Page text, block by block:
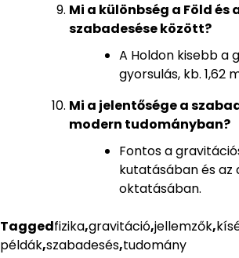
Mi a különbség a Föld és
szabadesése között?
A Holdon kisebb a
gyorsulás, kb. 1,62
Mi a jelentősége a
modern tudományban?
Fontos a
kutatásában és az
oktatásában.
Taggedfizika,gravitáció,jellemzők,
példák,szabadesés,tudomány